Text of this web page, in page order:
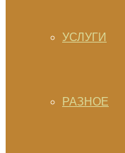
УСЛУГИ
РАЗНОЕ